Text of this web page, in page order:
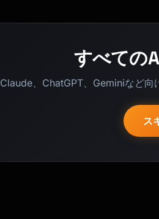
すべての
Claude、ChatGPT、Geminiなど向
ス